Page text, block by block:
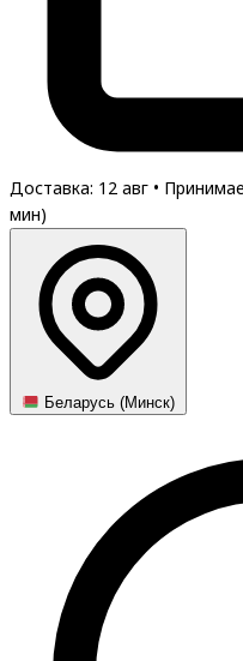
Доставка: 12 авг •
мин)
Беларусь (Минск)